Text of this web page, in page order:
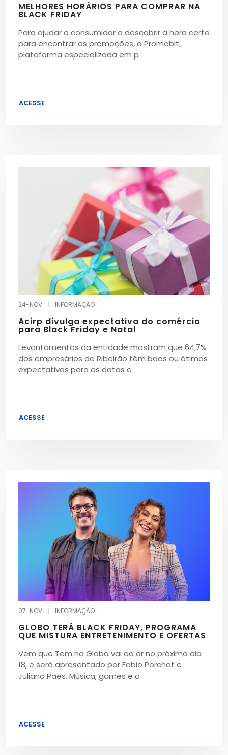
MELHORES HORÁRIOS PARA COMPRAR NA
BLACK FRIDAY
Para ajudar o consumidor a descobrir a hora certa
para encontrar as promoções, a Promobit,
plataforma especializada em p
ACESSE
24-NOV INFORMAÇÃO
Acirp divulga expectativa do comércio
para Black Friday e Natal
Levantamentos da entidade mostram que 64,7%
dos empresários de Ribeirão têm boas ou ótimas
expectativas para as datas e
ACESSE
07-NOV INFORMAÇÃO
GLOBO TERÁ BLACK FRIDAY, PROGRAMA
QUE MISTURA ENTRETENIMENTO E OFERTAS
Vem que Tem na Globo vai ao ar no próximo dia
18, e será apresentado por Fabio Porchat e
Juliana Paes. Música, games e o
ACESSE